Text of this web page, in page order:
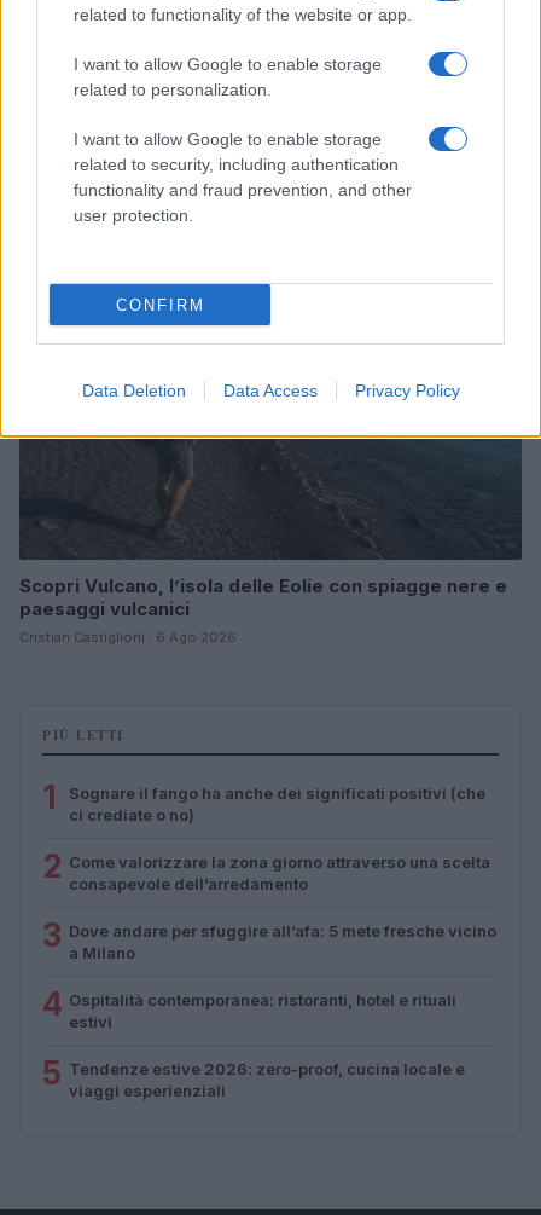
related to functionality of the website or app.
I want to allow Google to enable storage
related to personalization.
I want to allow Google to enable storage
related to security, including authentication
functionality and fraud prevention, and other
user protection.
CONFIRM
Data Deletion Data Access Privacy Policy
Come abbinare i pantaloni Capri con le kitten heels:
consigli e ispirazioni
Camilla Fiore · 6 Ago 2026
Scopri Vulcano, l’isola delle Eolie con spiagge nere e
paesaggi vulcanici
Cristian Castiglioni · 6 Ago 2026
PIÙ LETTI
1
Sognare il fango ha anche dei significati positivi (che
ci crediate o no)
2 Come valorizzare la zona giorno attraverso una scelta
consapevole dell’arredamento
3 Dove andare per sfuggire all’afa: 5 mete fresche vicino
a Milano
4 Ospitalità contemporanea: ristoranti, hotel e rituali
estivi
5 Tendenze estive 2026: zero-proof, cucina locale e
viaggi esperienziali